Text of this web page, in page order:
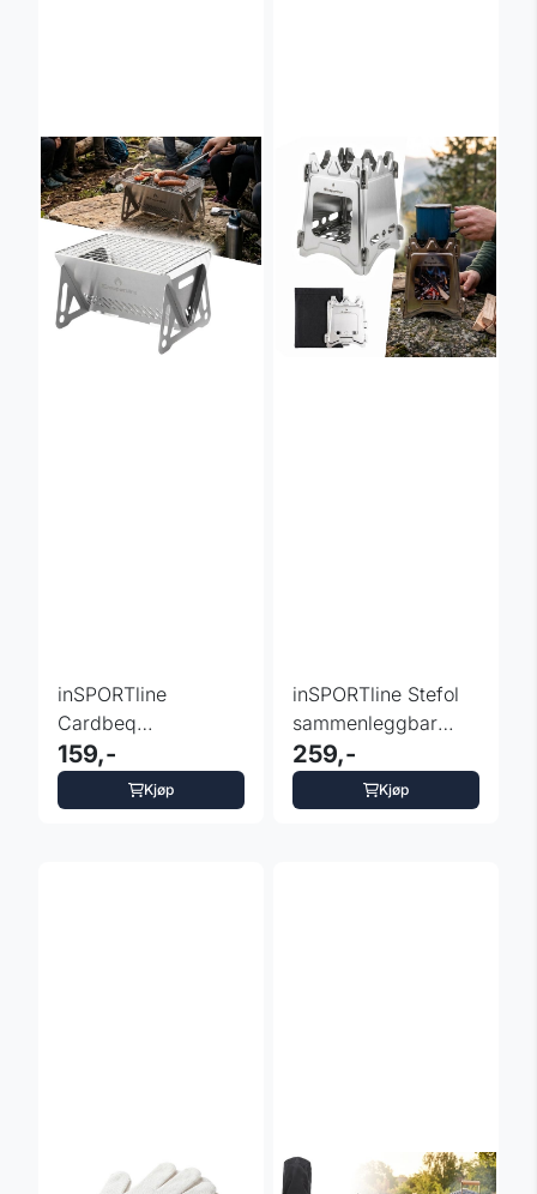
inSPORTline
Cardbeq
sammenleggbar grill
159,-
Kjøp
inSPORTline Stefol
sammenleggbar
vedovn
259,-
Kjøp